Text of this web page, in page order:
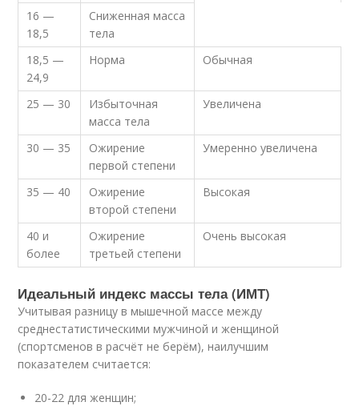
16 —
18,5
Сниженная масса
тела
18,5 —
24,9
Норма Обычная
25 — 30
Избыточная
масса тела
Увеличена
30 — 35
Ожирение
первой степени
Умеренно увеличена
35 — 40
Ожирение
второй степени
Высокая
40 и
более
Ожирение
третьей степени
Очень высокая
Идеальный индекс массы тела (ИМТ)
Учитывая разницу в мышечной массе между
среднестатистическими мужчиной и женщиной
(спортсменов в расчёт не берём), наилучшим
показателем считается:
20-22 для женщин;